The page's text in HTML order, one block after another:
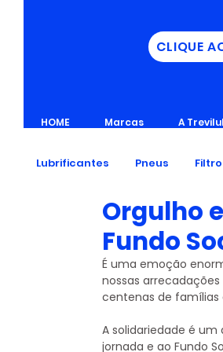
CLIQUE
HOME Marcas A
Lubrificantes Pneus
Orgulho
Fundo
É uma emoção
nossas
centenas de famílias
A solidariedade é
jornada e ao Fundo